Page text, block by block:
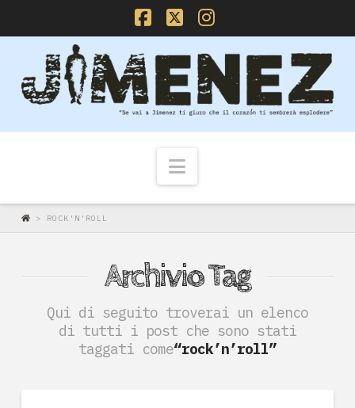
Facebook
X Instagram
Navigazione
> ROCK'N'ROLL
Archivio Tag
Qui di seguito troverai un elenco
di tutti i post che sono stati
taggati come“rock’n’roll”